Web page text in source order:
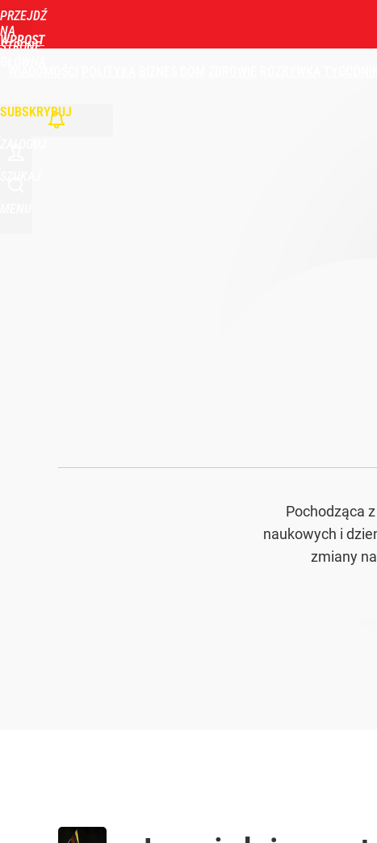
PRZEJDŹ
NA
STRONĘ
WPROST
SUBSKRYBUJ
Pochodząca
naukowych i
zmiany